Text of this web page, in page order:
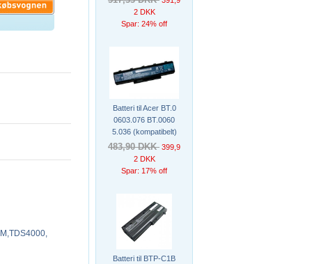
2 DKK
Spar: 24% off
Batteri til Acer BT.0
0603.076 BT.0060
5.036 (kompatibelt)
483,90 DKK 399,9
2 DKK
Spar: 17% off
Batteri til BTP-C1B